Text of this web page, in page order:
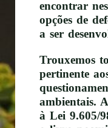
encontrar
opções de
a ser
Trouxemos
pertinente
ambientais.
à Lei 9.605/